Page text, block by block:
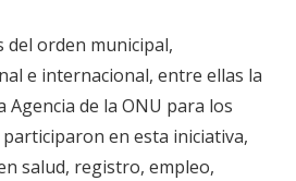
del orden municipal,
e internacional, entre ellas la
Agencia de la ONU para los
participaron en esta iniciativa,
salud, registro, empleo,